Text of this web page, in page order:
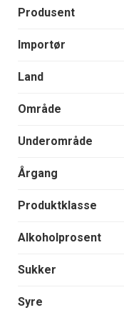
Produsent
Importør
Land
Område
Underområde
Årgang
Produktklasse
Alkoholprosent
Sukker
Syre